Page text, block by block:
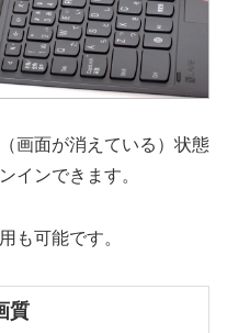
画面が消えている）状態
インできます。
も可能です。
質